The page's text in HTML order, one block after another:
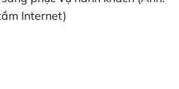
Internet)